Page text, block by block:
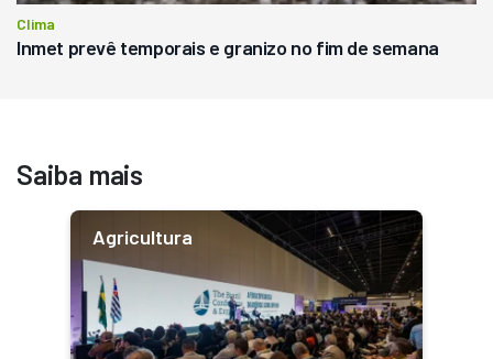
Clima
Inmet prevê temporais e granizo no fim de semana
Saiba mais
Agricultura